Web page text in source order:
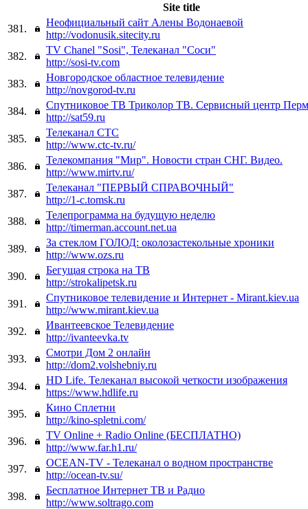
Site title
381.
Неофициальный сайт Алены Водонаевой
http://vodonusik.sitecity.ru
382.
TV Chanel "Sosi", Телеканал "Соси"
http://sosi-tv.com
383.
Новгородское областное телевидение
http://novgorod-tv.ru
384.
Спутниковое ТВ Триколор ТВ. Сервисный центр
http://sat59.ru
385.
Телеканал СТС
http://www.ctc-tv.ru/
386.
Телекомпания "Мир". Новости стран СНГ. Видео.
http://www.mirtv.ru/
387.
Телеканал "ПЕРВЫЙ СПРАВОЧНЫЙ"
http://1-c.tomsk.ru
388.
Телепрограмма на будущую неделю
http://timerman.account.net.ua
389.
За стеклом ГОЛОД: околозастекольные хроники
http://www.ozs.ru
390.
Бегущая строка на ТВ
http://strokalipetsk.ru
391.
Спутниковое телевидение и Интернет - Mirant.kiev.ua
http://www.mirant.kiev.ua
392.
Ивантеевское Телевидение
http://ivanteevka.tv
393.
Смотри Дом 2 онлайн
http://dom2.volshebniy.ru
394.
HD Life. Телеканал высокой четкости изображения
https://www.hdlife.ru
395.
Кино Сплетни
http://kino-spletni.com/
396.
TV Online + Radio Online (БЕСПЛАТНО)
http://www.far.h1.ru/
397.
OCEAN-TV - Телеканал о водном пространстве
http://ocean-tv.su/
398.
Бесплатное Интернет ТВ и Радио
http://www.soltrago.com